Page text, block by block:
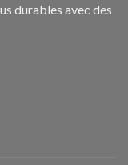
durables avec des